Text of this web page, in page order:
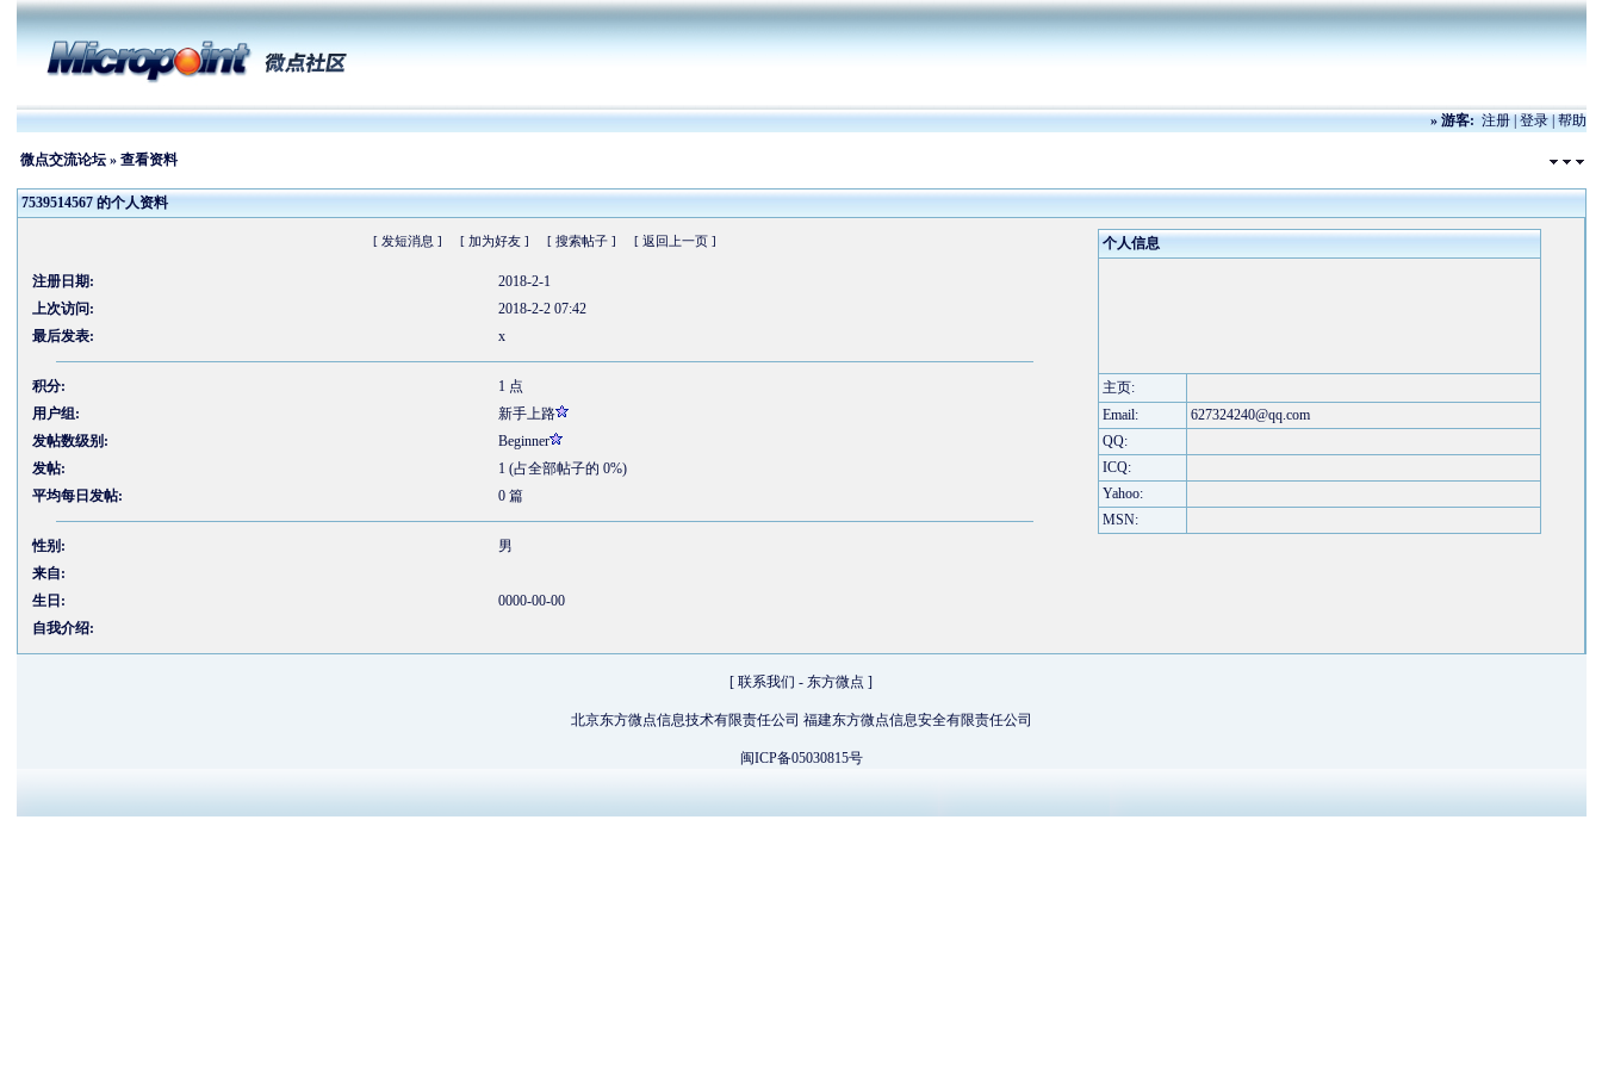
» 游客:注册|登录|帮助
微点交流论坛» 查看资料
7539514567 的个人资料
[ 发短消息 ] [ 加为好友 ] [ 搜索帖子 ] [ 返回上一页 ]
注册日期:
2018-2-1
上次访问:
2018-2-2 07:42
最后发表:
x
积分:
1 点
用户组:
新手上路
发帖数级别:
Beginner
发帖:
1 (占全部帖子的 0%)
平均每日发帖:
0 篇
性别:
男
来自:
生日:
0000-00-00
自我介绍:
个人信息
主页:
Email:
627324240@qq.com
QQ:
ICQ:
Yahoo:
MSN:
[ 联系我们 - 东方微点 ]
北京东方微点信息技术有限责任公司 福建东方微点信息安全有限责任公司
闽ICP备05030815号